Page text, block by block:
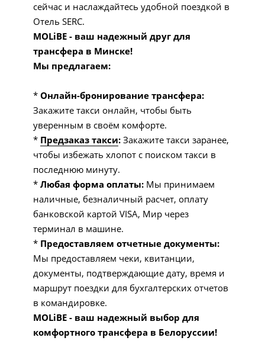
сейчас и наслаждайтесь удобной поездкой в
Отель SERC.
MOLiBE - ваш надежный друг для
трансфера в Минске!
Мы предлагаем:
* Онлайн-бронирование трансфера:
Закажите такси онлайн, чтобы быть
уверенным в своём комфорте.
* Предзаказ такси: Закажите такси заранее,
чтобы избежать хлопот с поиском такси в
последнюю минуту.
* Любая форма оплаты: Мы принимаем
наличные, безналичный расчет, оплату
банковской картой VISA, Мир через
терминал в машине.
* Предоставляем отчетные документы:
Мы предоставляем чеки, квитанции,
документы, подтверждающие дату, время и
маршрут поездки для бухгалтерских отчетов
в командировке.
MOLiBE - ваш надежный выбор для
комфортного трансфера в Белоруссии!